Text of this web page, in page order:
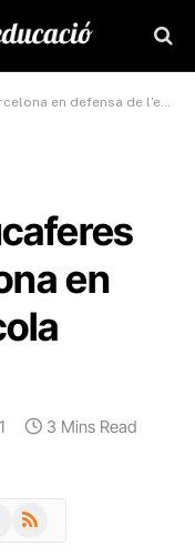
defensa de l’escola catalana
en
3 Mins Read
RSS